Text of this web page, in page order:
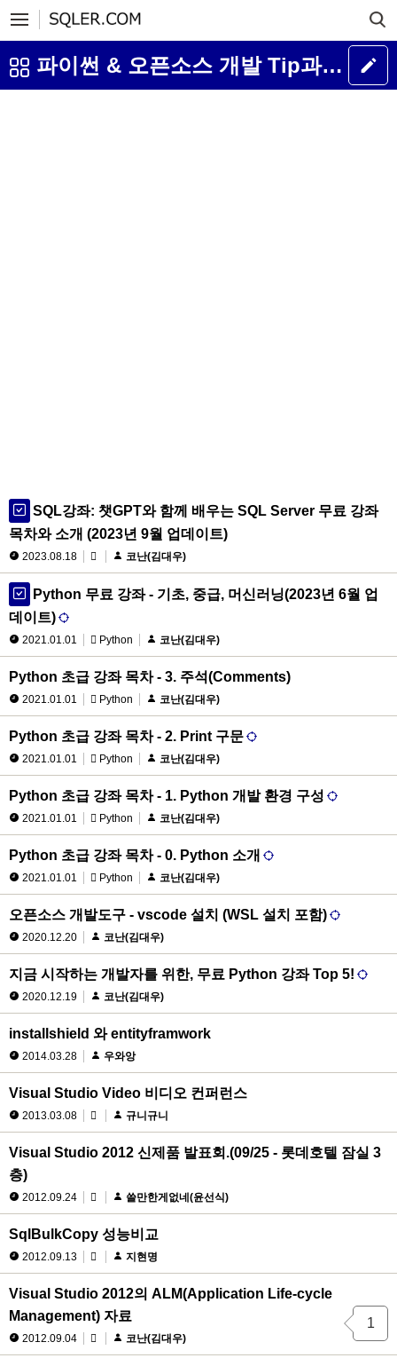
파이썬 & 오픈소스 개발 Tip과 강좌 게시판
SQL강좌: 챗GPT와 함께 배우는 SQL Server 무료 강좌
목차와 소개 (2023년 9월 업데이트)
2023.08.18 코난(김대우)
Python 무료 강좌 - 기초, 중급, 머신러닝(2023년 6월 업
데이트)
2021.01.01 Python 코난(김대우)
Python 초급 강좌 목차 - 3. 주석(Comments)
2021.01.01 Python 코난(김대우)
Python 초급 강좌 목차 - 2. Print 구문
2021.01.01 Python 코난(김대우)
Python 초급 강좌 목차 - 1. Python 개발 환경 구성
2021.01.01 Python 코난(김대우)
Python 초급 강좌 목차 - 0. Python 소개
2021.01.01 Python 코난(김대우)
오픈소스 개발도구 - vscode 설치 (WSL 설치 포함)
2020.12.20 코난(김대우)
지금 시작하는 개발자를 위한, 무료 Python 강좌 Top 5!
2020.12.19 코난(김대우)
installshield 와 entityframwork
2014.03.28 우와앙
Visual Studio Video 비디오 컨퍼런스
2013.03.08 규니규니
Visual Studio 2012 신제품 발표회.(09/25 - 롯데호텔 잠실 3
층)
2012.09.24 쓸만한게없네(윤선식)
SqlBulkCopy 성능비교
2012.09.13 지현명
Visual Studio 2012의 ALM(Application Life-cycle
Management) 자료
2012.09.04 코난(김대우)
1